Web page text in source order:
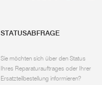
STATUSABFRAGE
Sie möchten sich über den Status
Ihres Reparaturauftrages oder Ihrer
Ersatzteilbestellung informieren?